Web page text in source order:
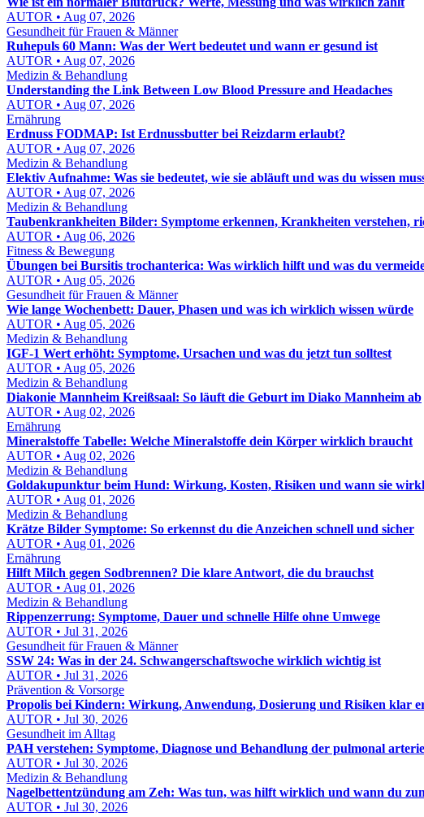
AUTOR • Aug 07, 2026
Gesundheit für Frauen & Männer
Ruhepuls 60 Mann: Was der Wert bedeutet und wann er gesund ist
AUTOR • Aug 07, 2026
Medizin & Behandlung
Understanding the Link Between Low Blood Pressure and Headaches
AUTOR • Aug 07, 2026
Ernährung
Erdnuss FODMAP: Ist Erdnussbutter bei Reizdarm erlaubt?
AUTOR • Aug 07, 2026
Medizin & Behandlung
Elektiv Aufnahme: Was sie bedeutet, wie sie abläuft und was du wissen
AUTOR • Aug 07, 2026
Medizin & Behandlung
Taubenkrankheiten Bilder: Symptome erkennen, Krankheiten verstehen,
AUTOR • Aug 06, 2026
Fitness & Bewegung
Übungen bei Bursitis trochanterica: Was wirklich hilft und was du
AUTOR • Aug 05, 2026
Gesundheit für Frauen & Männer
Wie lange Wochenbett: Dauer, Phasen und was ich wirklich wissen würde
AUTOR • Aug 05, 2026
Medizin & Behandlung
IGF-1 Wert erhöht: Symptome, Ursachen und was du jetzt tun solltest
AUTOR • Aug 05, 2026
Medizin & Behandlung
Diakonie Mannheim Kreißsaal: So läuft die Geburt im Diako Mannheim ab
AUTOR • Aug 02, 2026
Ernährung
Mineralstoffe Tabelle: Welche Mineralstoffe dein Körper wirklich braucht
AUTOR • Aug 02, 2026
Medizin & Behandlung
Goldakupunktur beim Hund: Wirkung, Kosten, Risiken und wann sie
AUTOR • Aug 01, 2026
Medizin & Behandlung
Krätze Bilder Symptome: So erkennst du die Anzeichen schnell und sicher
AUTOR • Aug 01, 2026
Ernährung
Hilft Milch gegen Sodbrennen? Die klare Antwort, die du brauchst
AUTOR • Aug 01, 2026
Medizin & Behandlung
Rippenzerrung: Symptome, Dauer und schnelle Hilfe ohne Umwege
AUTOR • Jul 31, 2026
Gesundheit für Frauen & Männer
SSW 24: Was in der 24. Schwangerschaftswoche wirklich wichtig ist
AUTOR • Jul 31, 2026
Prävention & Vorsorge
Propolis bei Kindern: Wirkung, Anwendung, Dosierung und Risiken klar
AUTOR • Jul 30, 2026
Gesundheit im Alltag
PAH verstehen: Symptome, Diagnose und Behandlung der pulmonal
AUTOR • Jul 30, 2026
Medizin & Behandlung
Nagelbettentzündung am Zeh: Was tun, was hilft wirklich und wann du
AUTOR • Jul 30, 2026